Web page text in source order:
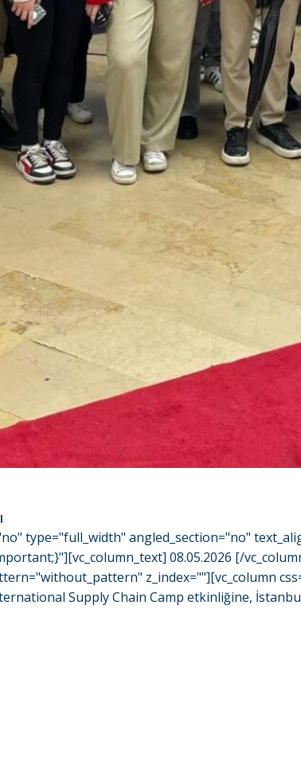
type="full_width" angled_section="no"
08.05.2026 [/
z_index=""][vc_column
Supply Chain Camp etkinliğine,